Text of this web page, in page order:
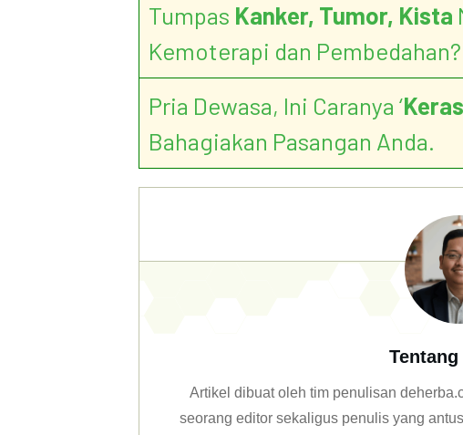
Tumpas Kanker, Tumor, Kista
Kemoterapi dan
Pria Dewasa, Ini Caranya ‘
Bahagiakan Pasangan Anda.
Artikel dibuat oleh tim penulisan
seorang editor sekaligus penulis yang